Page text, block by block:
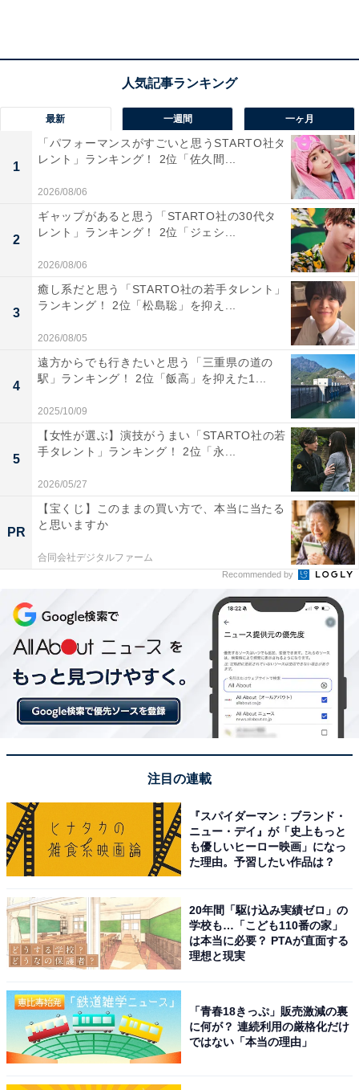
勉強になりました」などの声が聞かれました。
2位：『ナンバMG5』（フジテレビ系水曜夜10
時）
『ナンバMG5』（画像出典：公式サイト
2位は、フジテレビ系『ナンバMG5』がランクイン。人
気の同名コミックが原作の作品です。筋金入りのヤンキ
ー一家“難破家”の次男として生まれた剛の夢は“脱ヤンキ
キーがらみの事件に巻き込まれてしまいます。不良高校
で知られる市松高校の一匹狼・伍代直樹には、話題の若
手俳優・神尾楓珠さんが。この2人の関係にも注目で
す。
選んだ理由に「コメディ満載のドラマだが、感動する場
面もあってとても面白かった。ヤンキードラマはあまり
「家族がゴリゴリのヤンキーの話しで面白かった」「次
男難波剛の心の切なさがみていて苦しくもあり、学校生
活が楽しくてたまらないのがよかった」
最新 一週間 一ヶ月
1
「パフォーマンスがすごいと思うSTARTO社タ
レント」ランキング！ 2位「佐久間...
2026/08/06
2
ギャップがあると思う「STARTO社の30代タ
レント」ランキング！ 2位「ジェシ...
2026/08/06
3
癒し系だと思う「STARTO社の若手タレント」
ランキング！ 2位「松島聡」を抑え...
2026/08/05
4
遠方からでも行きたいと思う「三重県の道の
駅」ランキング！ 2位「飯高」を抑えた1...
2025/10/09
5
【女性が選ぶ】演技がうまい「STARTO社の若
手タレント」ランキング！ 2位「永...
2026/05/27
PR
【宝くじ】このままの買い方で、本当に当たる
と思いますか
合同会社デジタルファーム
Recommended by
注目の連載
『スパイダーマン：ブランド・
ニュー・デイ』が「史上もっと
も優しいヒーロー映画」になっ
た理由。予習したい作品は？
20年間「駆け込み実績ゼロ」の
学校も…「こども110番の家」
は本当に必要？ PTAが直面する
理想と現実
「青春18きっぷ」販売激減の裏
に何が？ 連続利用の厳格化だけ
ではない「本当の理由」